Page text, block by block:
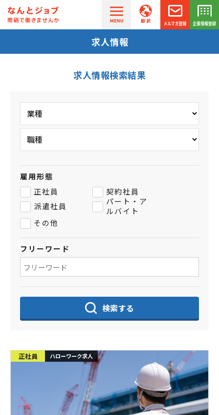
求人情報
求人情報検索結果
雇用形態
正社員
契約社員
派遣社員
パート・ア
ルバイト
その他
フリーワード
検索する
正社員 ハローワーク求人